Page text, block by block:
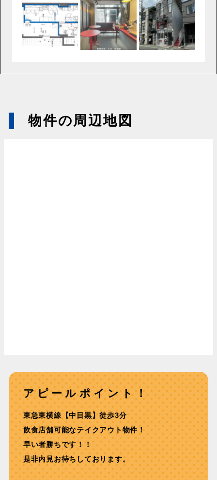
物件の周辺地図
アピールポイント！
東急東横線【中目黒】徒歩3分
飲食店舗可能なテイクアウト物件！
早い者勝ちです！！
是非内見お待ちしております。